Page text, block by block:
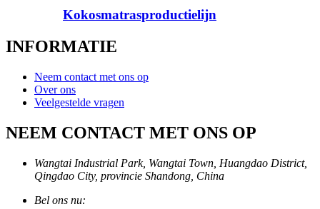
Kokosmatrasproductielijn
INFORMATIE
Neem contact met ons op
Over ons
Veelgestelde vragen
NEEM CONTACT MET ONS OP
Wangtai Industrial Park, Wangtai Town, Huangdao District,
Qingdao City, provincie Shandong, China
Bel ons nu: